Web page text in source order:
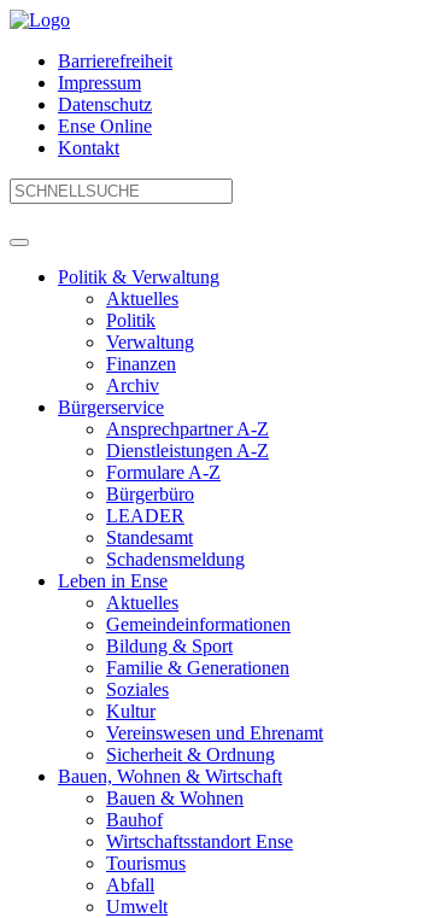
Barrierefreiheit
Impressum
Datenschutz
Ense Online
Kontakt
Politik & Verwaltung
Aktuelles
Politik
Verwaltung
Finanzen
Archiv
Bürgerservice
Ansprechpartner A-Z
Dienstleistungen A-Z
Formulare A-Z
Bürgerbüro
LEADER
Standesamt
Schadensmeldung
Leben in Ense
Aktuelles
Gemeinde­informationen
Bildung & Sport
Familie & Generationen
Soziales
Kultur
Vereinswesen und Ehrenamt
Sicherheit & Ordnung
Bauen, Wohnen & Wirtschaft
Bauen & Wohnen
Bauhof
Wirtschaftsstandort Ense
Tourismus
Abfall
Umwelt